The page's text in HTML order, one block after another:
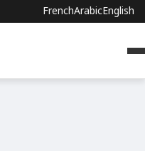
FrenchArabicEnglish